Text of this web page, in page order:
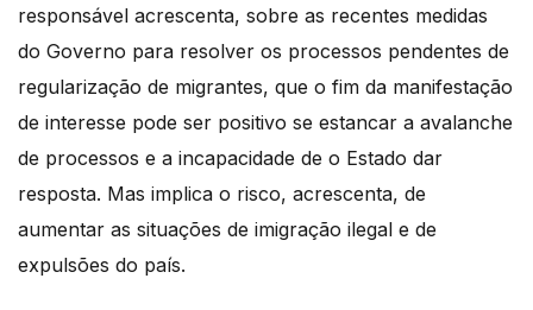
responsável acrescenta, sobre as recentes medidas
do Governo para resolver os processos pendentes de
regularização de migrantes, que o fim da manifestação
de interesse pode ser positivo se estancar a avalanche
de processos e a incapacidade de o Estado dar
resposta. Mas implica o risco, acrescenta, de
aumentar as situações de imigração ilegal e de
expulsões do país.